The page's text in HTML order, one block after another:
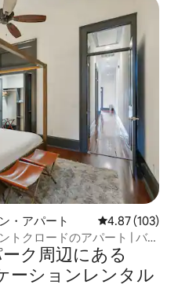
・アパート レビュー103
4.87 (103)
トクロードのアパート | バル
ク⁠周⁠辺⁠に⁠あ⁠る
ー⁠シ⁠ョ⁠ン⁠レ⁠ン⁠タ⁠ル